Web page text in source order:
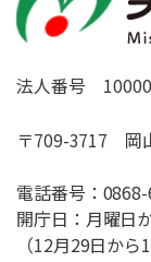
法人番号
〒709-3717 岡
電話番号：
開庁日：月曜日
（12月29日か